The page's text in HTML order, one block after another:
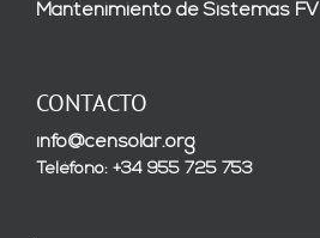
Mantenimiento de Sistemas FV
CONTACTO
info@censolar.org
Teléfono: +34 955 725 753